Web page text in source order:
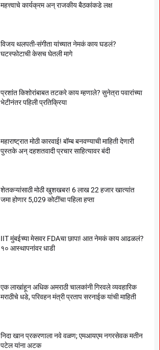
महत्त्वाचे कार्यक्रम अन् राजकीय बैठकांकडे लक्ष
विजय थलपती-संगीता यांच्यात नेमकं काय घडलं?
घटस्फोटाची केसच घेतली मागे
प्रशांत किशोरांबाबत तटकरे काय म्हणाले? सुनेत्रा पवारांच्या
भेटीनंतर पहिली प्रतिक्रिया
महाराष्ट्रात मोठी कारवाई! बॉम्ब बनवण्याची माहिती देणारी
पुस्तके अन् दहशतवादी प्रचार साहित्यावर बंदी
शेतकऱ्यांसाठी मोठी खुशखबर! 6 लाख 22 हजार खात्यांत
जमा होणार 5,029 कोटींचा पहिला हप्ता
IIT मुंबईच्या मेसवर FDAचा छापा! आत नेमकं काय आढळलं?
१० आस्थापनांवर धाडी
एक लाखांहून अधिक अमराठी चालकांनी गिरवले व्यवहारिक
मराठीचे धडे, परिवहन मंत्री प्रताप सरनाईक यांची माहिती
निदा खान प्रकरणाला नवे वळण; एमआयएम नगरसेवक मतीन
पटेल यांना अटक